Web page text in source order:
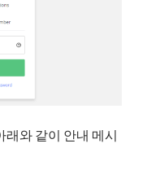
래와 같이 안내 메시